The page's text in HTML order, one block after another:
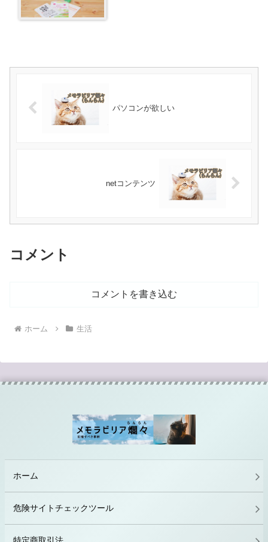
パソコンが欲しい
netコンテンツ
コメント
コメントを書き込む
ホーム 生活
ホーム
危険サイトチェックツール